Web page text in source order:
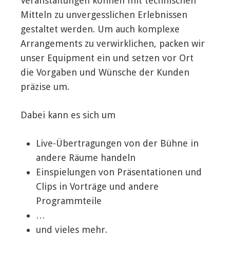
Mitteln zu unvergesslichen Erlebnissen
gestaltet werden. Um auch komplexe
Arrangements zu verwirklichen, packen wir
unser Equipment ein und setzen vor Ort
die Vorgaben und Wünsche der Kunden
präzise um.
Dabei kann es sich um
Live-Übertragungen von der Bühne in
andere Räume handeln
Einspielungen von Präsentationen und
Clips in Vorträge und andere
Programmteile
…
und vieles mehr.